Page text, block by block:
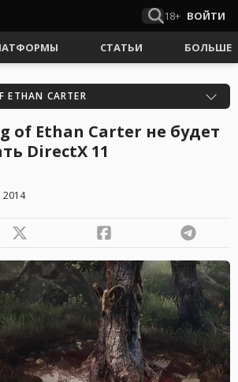
18+ ВОЙТИ
СТАТЬИ БОЛЬШЕ
ETHAN CARTER
of Ethan Carter не будет
DirectX 11
2014